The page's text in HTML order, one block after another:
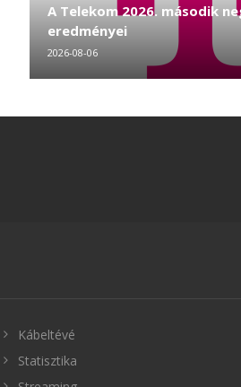
A Telekom 2026. második
eredményei
2026-08-06
Kábeltévé
Statisztika